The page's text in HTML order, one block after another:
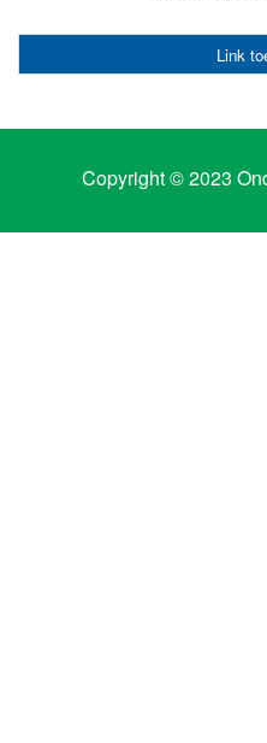
Link
Copyright © 2023